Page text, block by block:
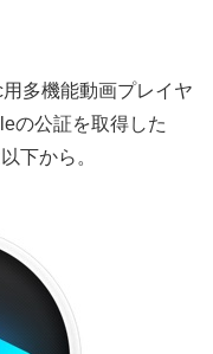
多機能動画プレイヤ
の公証を取得した
下から。